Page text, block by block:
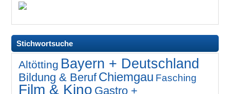
Stichwortsuche
Altötting Bayern + Deutschland
Bildung & Beruf Chiemgau Fasching
Film & Kino Gastro +